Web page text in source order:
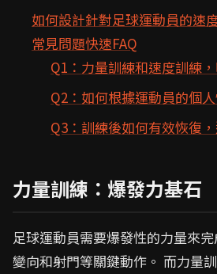
如何設計針對足球運動員的速
常見問題快速FAQ
Q1：力量訓練和速度訓練
Q2：如何根據運動員的個
Q3：訓練後如何有效恢復
力量訓練：爆發力基石
足球運動員需要爆發性的力量來
變向和射門等關鍵動作。 而力量